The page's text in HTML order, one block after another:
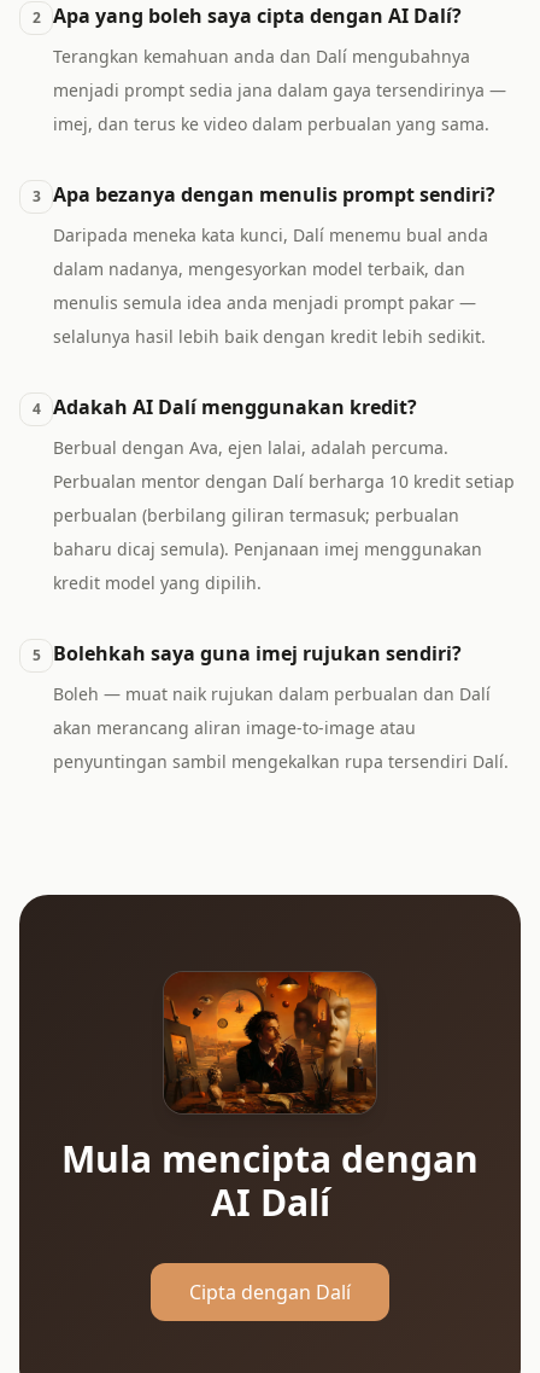
2 Apa yang boleh saya cipta dengan AI Dalí?
Terangkan kemahuan anda dan Dalí mengubahnya
menjadi prompt sedia jana dalam gaya tersendirinya —
imej, dan terus ke video dalam perbualan yang sama.
3 Apa bezanya dengan menulis prompt sendiri?
Daripada meneka kata kunci, Dalí menemu bual anda
dalam nadanya, mengesyorkan model terbaik, dan
menulis semula idea anda menjadi prompt pakar —
selalunya hasil lebih baik dengan kredit lebih sedikit.
4 Adakah AI Dalí menggunakan kredit?
Berbual dengan Ava, ejen lalai, adalah percuma.
Perbualan mentor dengan Dalí berharga 10 kredit setiap
perbualan (berbilang giliran termasuk; perbualan
baharu dicaj semula). Penjanaan imej menggunakan
kredit model yang dipilih.
5 Bolehkah saya guna imej rujukan sendiri?
Boleh — muat naik rujukan dalam perbualan dan Dalí
akan merancang aliran image-to-image atau
penyuntingan sambil mengekalkan rupa tersendiri Dalí.
Mula mencipta dengan
AI Dalí
Cipta dengan Dalí